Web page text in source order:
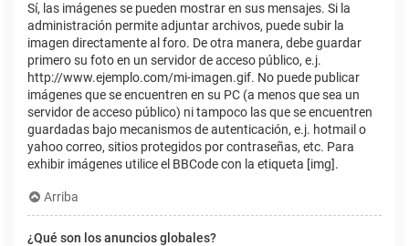
Sí, las imágenes se pueden mostrar en sus mensajes. Si la
administración permite adjuntar archivos, puede subir la
imagen directamente al foro. De otra manera, debe guardar
primero su foto en un servidor de acceso público, e.j.
http://www.ejemplo.com/mi-imagen.gif. No puede publicar
imágenes que se encuentren en su PC (a menos que sea un
servidor de acceso público) ni tampoco las que se encuentren
guardadas bajo mecanismos de autenticación, e.j. hotmail o
yahoo correo, sitios protegidos por contraseñas, etc. Para
exhibir imágenes utilice el BBCode con la etiqueta [img].
Arriba
¿Qué son los anuncios globales?